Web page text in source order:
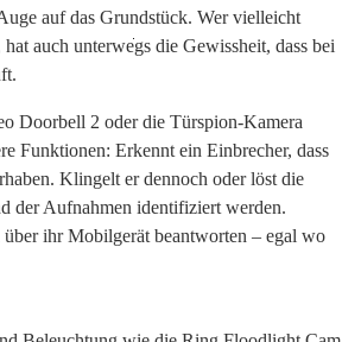
Suchen
auf das Grundstück. Wer vielleicht
auch unterwegs die Gewissheit, dass bei
Doorbell 2 oder die Türspion-Kamera
Funktionen: Erkennt ein Einbrecher, dass
Klingelt er dennoch oder löst die
der Aufnahmen identifiziert werden.
ihr Mobilgerät beantworten – egal wo